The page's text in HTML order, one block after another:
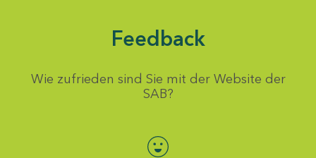
Feedback
Wie zufrieden sind Sie mit der Website der
SAB?
Bewertung auswählen